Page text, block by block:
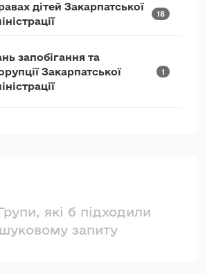
дітей Закарпатської
18
запобігання та
Закарпатської
1
які б підходили
запиту